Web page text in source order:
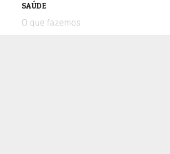
SAÚDE
O que fazemos